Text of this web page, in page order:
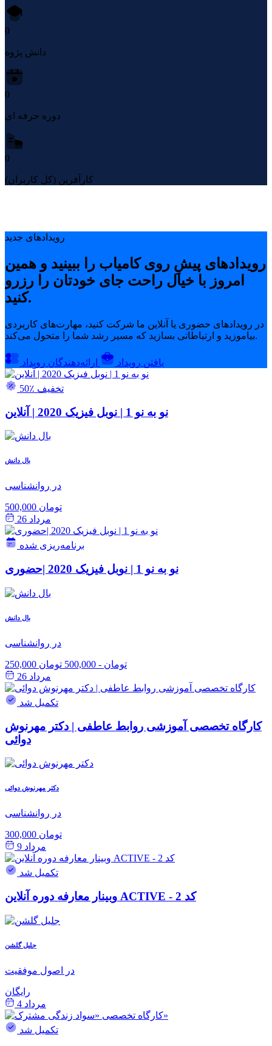
0
دانش پژوه
0
دوره حرفه ای
0
کارآفرین (کل کاربران)
رویدادهای جدید
رویدادهای پیشِ روی کامیاب را ببینید و همین
امروز با خیال راحت جای خودتان را رزرو
کنید.
در رویدادهای حضوری یا آنلاین ما شرکت کنید، مهارت‌های کاربردی
بیاموزید و ارتباطاتی بسازید که مسیر رشد شما را متحول می‌کند.
یافتن رویداد ارائه‌دهندگان رویداد
50٪ تخفیف
نو به نو 1 | نوبل فیزیک 2020 | آنلاین
بال دانش
در روانشناسی
500,000 تومان
مرداد 26
برنامه‌ریزی شده
نو به نو 1 | نوبل فیزیک 2020 |حضوری
بال دانش
در روانشناسی
250,000 تومان - 500,000 تومان
مرداد 26
تکمیل شد
کارگاه تخصصی آموزشی روابط عاطفی | دکتر مهرنوش
دوائی
دکتر مهرنوش دوائی
در روانشناسی
300,000 تومان
مرداد 9
تکمیل شد
وبینار معارفه دوره آنلاین ACTIVE - کد 2
جلیل گلشن
در اصول موفقیت
رایگان
مرداد 4
تکمیل شد